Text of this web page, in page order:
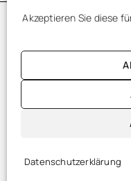
Akzeptieren Sie diese
Datenschutzerklärung